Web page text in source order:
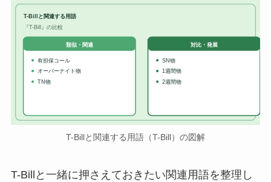
T-Billと関連する用語
『T-Bill』の比較
類似・関連
有担保コール
オーバーナイト物
TN物
対比・発展
SN物
1週間物
2週間物
T-Billと関連する用語（T-Bill）の図解
T-Billと一緒に押さえておきたい関連用語を整理し